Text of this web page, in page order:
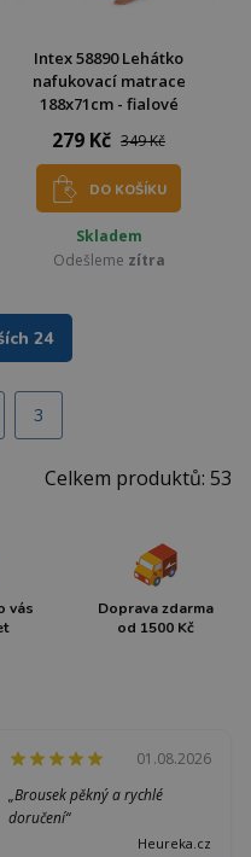
Intex 58890 Lehátko
nafukovací matrace
188x71cm - fialové
279 Kč 349 Kč
DO KOŠÍKU
Skladem
Odešleme zítra
24
3
Celkem produktů: 53
vás
Doprava zdarma
od 1500 Kč
01.08.2026
„Brousek pěkný a rychlé
doručení“
Heureka.cz